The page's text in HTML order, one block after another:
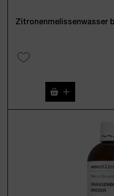
Zitronenmelissenwasser
Produkt Anzahl: